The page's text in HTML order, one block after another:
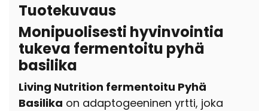
Tuotekuvaus
Monipuolisesti hyvinvointia
tukeva fermentoitu pyhä
basilika
Living Nutrition fermentoitu Pyhä
Basilika on adaptogeeninen yrtti, joka